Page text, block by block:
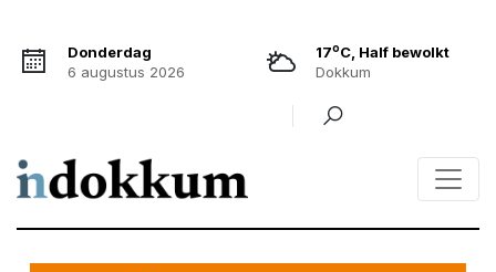
Donderdag
6 augustus 2026
17oC, Half bewolkt
Dokkum